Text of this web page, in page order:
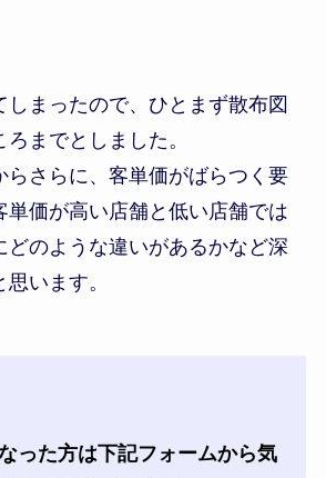
しまったので、ひとまず散布図
までとしました。
らさらに、客単価がばらつく要
単価が高い店舗と低い店舗では
どのような違いがあるかなど深
います。
った方は下記フォームから気